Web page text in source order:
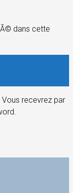
dans cette
recevrez par